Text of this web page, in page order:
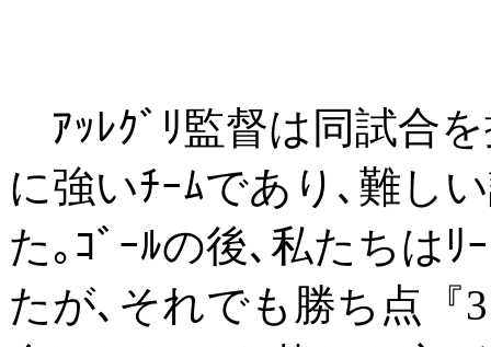
ｱｯﾚｸﾞﾘ監督は同試合を
に強いﾁｰﾑであり､難し
た｡ｺﾞｰﾙの後､私たちは
たが､それでも勝ち点『